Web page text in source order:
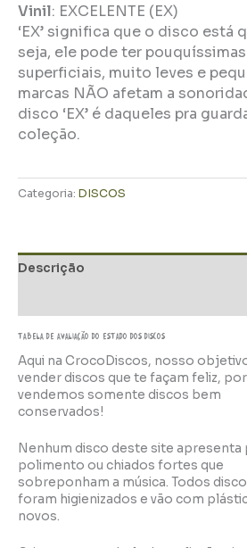
Vinil: EXCELENTE (EX)
‘EX’ significa que o disco está
seja, ele pode ter
superficiais, muito leves e
marcas NÃO afetam a
disco ‘EX’ é daqueles pra
coleção. ​
Categoria: DISCOS
Descrição
TABELA DE AVALIAÇÃo do estado dos discos
Aqui na CrocoDiscos, nosso
vender discos que te façam feliz,
vendemos somente discos bem
conservados!
Nenhum disco deste site apresenta
polimento ou chiados fortes que
sobreponham a música. Todos
foram higienizados e vão com
novos.